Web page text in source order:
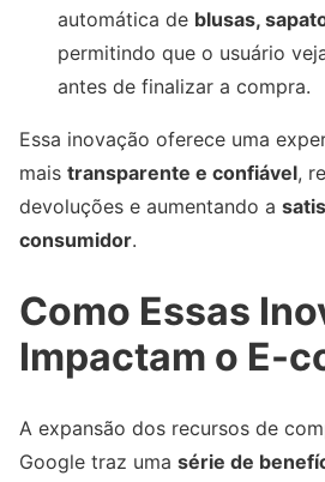
automática de blusas,
permitindo que o usuário
antes de finalizar a compra.
Essa inovação oferece uma
mais transparente e confiável,
devoluções e aumentando a
consumidor.
Como Essas
Impactam o E-
A expansão dos recursos de
Google traz uma série de